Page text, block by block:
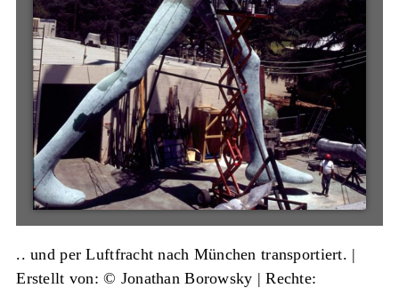
.. und per Luftfracht nach München transportiert. |
Erstellt von: © Jonathan Borowsky | Rechte: